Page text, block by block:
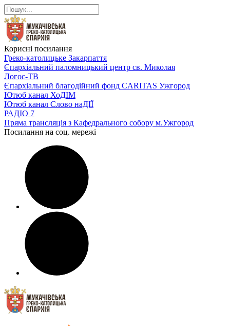
Корисні посилання
Греко-католицьке Закарпаття
Єпархіальний паломницький центр св. Миколая
Логос-ТВ
Єпархіальний благодійний фонд CARITAS Ужгород
Ютюб канал ХоДІМ
Ютюб канал Слово наДІЇ
РАДІО 7
Пряма трансляція з Кафедрального собору м.Ужгород
Посилання на соц. мережі